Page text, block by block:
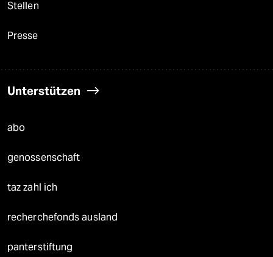
Stellen
Presse
Unterstützen
abo
genossenschaft
taz zahl ich
recherchefonds ausland
panterstiftung